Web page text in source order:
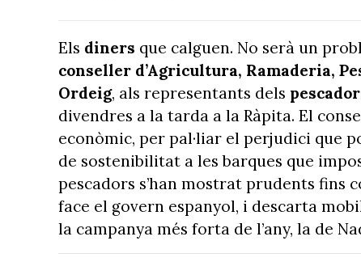
Els diners que calguen. No serà un
conseller d’Agricultura, Ramaderia,
Ordeig, als representants dels
divendres a la tarda a la Ràpita. El
econòmic, per pal·liar el perjudici que
de sostenibilitat a les barques que
pescadors s’han mostrat prudents fins
face el govern espanyol, i descarta
la campanya més forta de l’any, la de